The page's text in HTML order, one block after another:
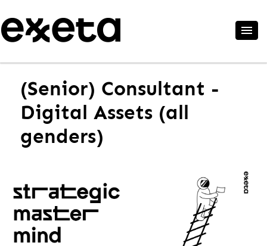
(Senior) Consultant -
Digital Assets (all
genders)